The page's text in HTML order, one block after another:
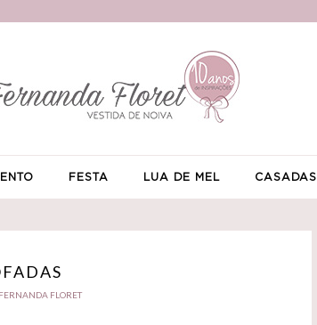
FESTA LUA DE MEL CASADAS
FLORET